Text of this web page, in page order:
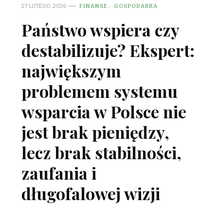
27 LUTEGO, 2026 FINANSE GOSPODARKA
Państwo wspiera czy
destabilizuje? Ekspert:
największym
problemem systemu
wsparcia w Polsce nie
jest brak pieniędzy,
lecz brak stabilności,
zaufania i
długofalowej wizji